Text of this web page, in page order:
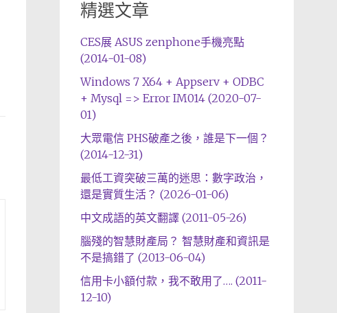
精選文章
CES展 ASUS zenphone手機亮點
(2014-01-08)
Windows 7 X64 + Appserv + ODBC
+ Mysql => Error IM014 (2020-07-
01)
大眾電信 PHS破產之後，誰是下一個？
(2014-12-31)
最低工資突破三萬的迷思：數字政治，
還是實質生活？ (2026-01-06)
中文成語的英文翻譯 (2011-05-26)
腦殘的智慧財產局？ 智慧財產和資訊是
不是搞錯了 (2013-06-04)
信用卡小額付款，我不敢用了…. (2011-
12-10)